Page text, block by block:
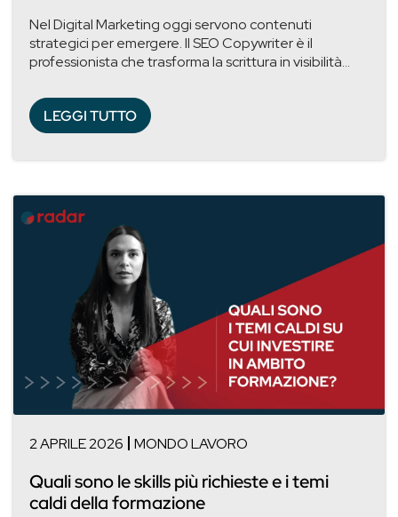
Nel Digital Marketing oggi servono contenuti
strategici per emergere. Il SEO Copywriter è il
professionista che trasforma la scrittura in visibilità...
LEGGI TUTTO
2 APRILE 2026 MONDO LAVORO
Quali sono le skills più richieste e i temi
caldi della formazione